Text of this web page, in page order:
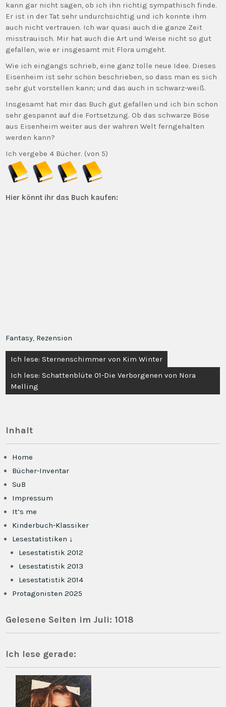
kann gar nicht sagen, ob ich ihn richtig sympathisch finde.
Er ist in der Tat sehr undurchsichtig und ich konnte ihm
auch nicht vertrauen. Ich war quasi auch die ganze Zeit
misstrauisch. Mir hat auch die Art und Weise nicht so gut
gefallen, wie er insgesamt mit Flora umgeht.
Wie ich eingangs schrieb, eine ganz tolle neue Idee. Dieses
Eisenheim ist sehr schön beschrieben, so dass man es sich
sehr gut vorstellen kann; und das auch in schwarz-weiß.
Insgesamt hat mir das Buch gut gefallen und ich bin schon
sehr gespannt auf die Fortsetzung. Ob das schwarze Böse
aus Eisenheim weiter aus der wahren Welt ferngehalten
werden kann?
Ich vergebe 4 Bücher. (von 5)
Hier könnt ihr das Buch kaufen:
Fantasy, Rezension
Beitragsnavigation
Ich lese: Sternenschimmer von Kim Winter
Ich lese: Schattenblüte 01-Die Verborgenen von Nora
Melling
Inhalt
Home
Bücher-Inventar
SuB
Impressum
It’s me
Kinderbuch-Klassiker
Lesestatistiken ↓
Lesestatistik 2012
Lesestatistik 2013
Lesestatistik 2014
Protagonisten 2025
Gelesene Seiten im Juli: 1018
Ich lese gerade: